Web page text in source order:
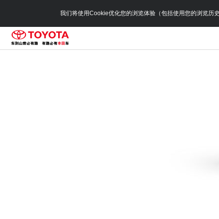
我们将使用Cookie优化您的浏览体验（包括使用您的浏览历